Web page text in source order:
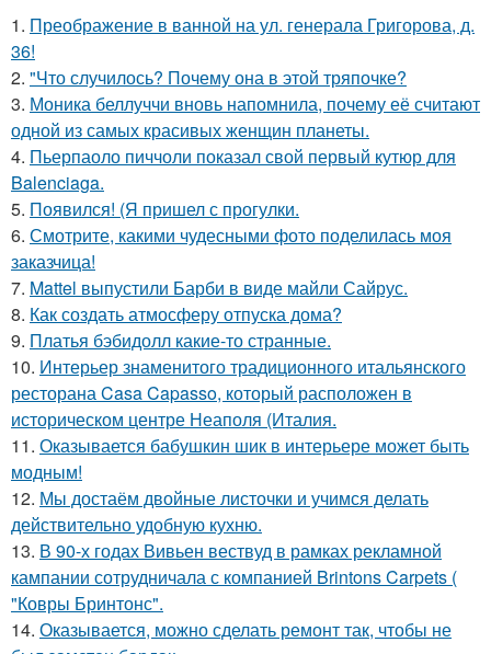
1. Преображение в ванной на ул. генерала Григорова, д.
36!
2. "Что случилось? Почему она в этой тряпочке?
3. Моника беллуччи вновь напомнила, почему её считают
одной из самых красивых женщин планеты.
4. Пьерпаоло пиччоли показал свой первый кутюр для
Balenciaga.
5. Появился! (Я пришел с прогулки.
6. Смотрите, какими чудесными фото поделилась моя
заказчица!
7. Mattel выпустили Барби в виде майли Сайрус.
8. Как создать атмосферу отпуска дома?
9. Платья бэбидолл какие-то странные.
10. Интерьер знаменитого традиционного итальянского
ресторана Casa Capasso, который расположен в
историческом центре Неаполя (Италия.
11. Оказывается бабушкин шик в интерьере может быть
модным!
12. Мы достаём двойные листочки и учимся делать
действительно удобную кухню.
13. В 90-х годах Вивьен вествуд в рамках рекламной
кампании сотрудничала с компанией Brintons Carpets (
"Ковры Бринтонс".
14. Оказывается, можно сделать ремонт так, чтобы не